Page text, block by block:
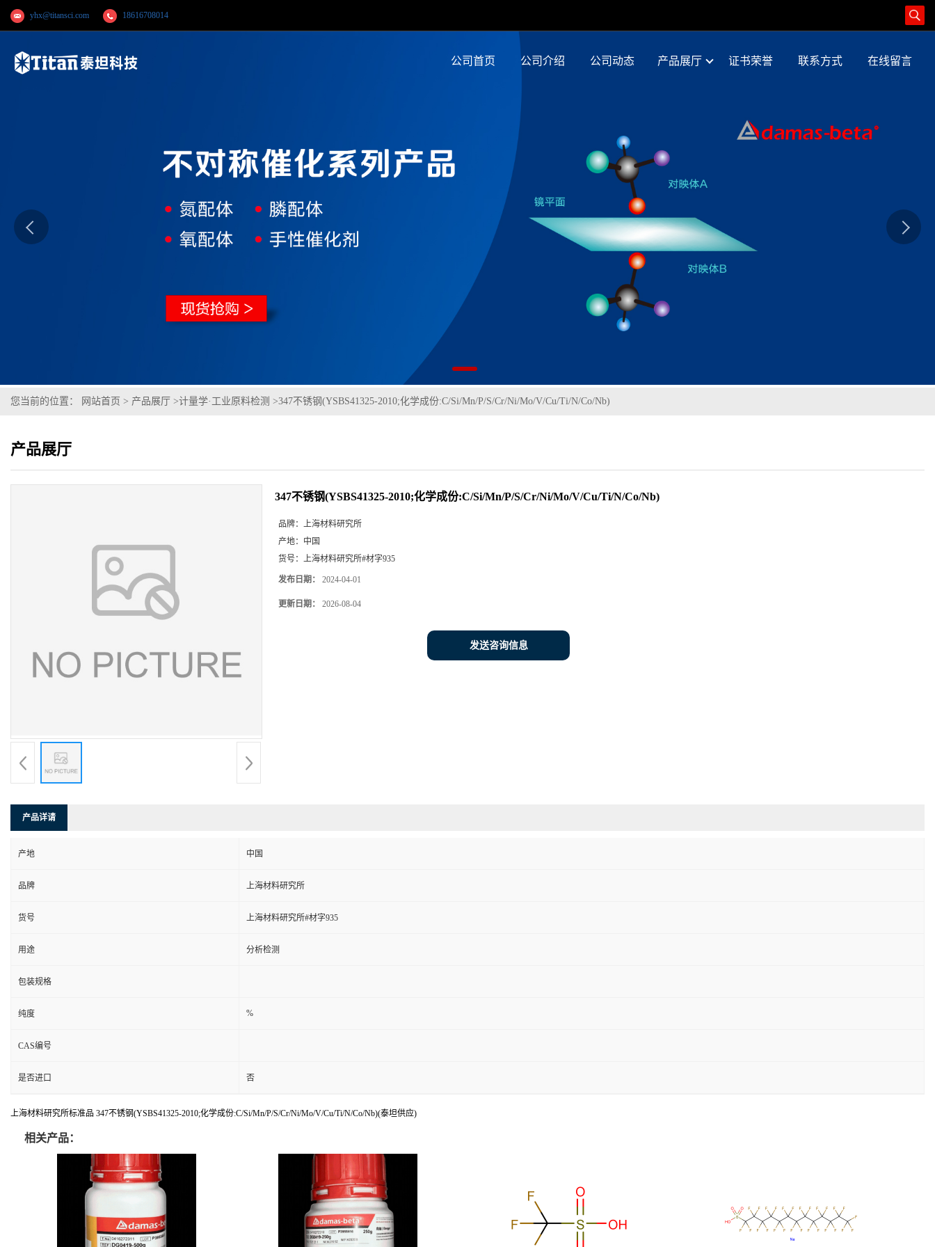
yhx@titansci.com 18616708014
公司首页 公司介绍 公司动态 产品展厅 证书荣誉 联系方式 在线留言
您当前的位置： 网站首页 > 产品展厅 >计量学·工业原料检测 >347不锈钢(YSBS41325-2010;化学成份:C/Si/Mn/P/S/Cr/Ni/Mo/V/Cu/Ti/N/Co/Nb)
产品展厅
347不锈钢(YSBS41325-2010;化学成份:C/Si/Mn/P/S/Cr/Ni/Mo/V/Cu/Ti/N/Co/Nb)
品牌：
上海材料研究所
产地： 中国
货号：
上海材料研究所#材字935
发布日期： 2024-04-01
更新日期： 2026-08-04
发送咨询信息
产品详请
产地 中国
品牌 上海材料研究所
货号 上海材料研究所#材字935
用途 分析检测
包装规格
纯度 %
CAS编号
是否进口 否
上海材料研究所标准品 347不锈钢(YSBS41325-2010;化学成份:C/Si/Mn/P/S/Cr/Ni/Mo/V/Cu/Ti/N/Co/Nb)(泰坦供应)
相关产品：